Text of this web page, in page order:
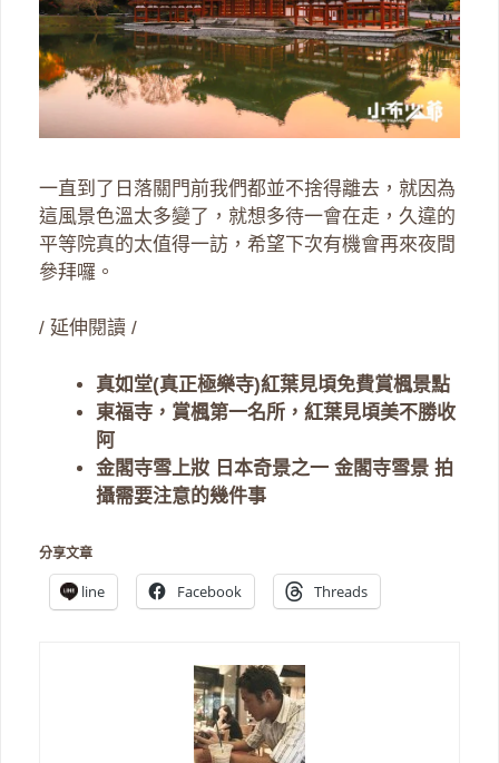
一直到了日落關門前我們都並不捨得離去，就因為
這風景色溫太多變了，就想多待一會在走，久違的
平等院真的太值得一訪，希望下次有機會再來夜間
參拜囉。
/ 延伸閱讀 /
真如堂(真正極樂寺)紅葉見頃免費賞楓景點
東福寺，賞楓第一名所，紅葉見頃美不勝收
阿
金閣寺雪上妝 日本奇景之一 金閣寺雪景 拍
攝需要注意的幾件事
分享文章
line Facebook Threads